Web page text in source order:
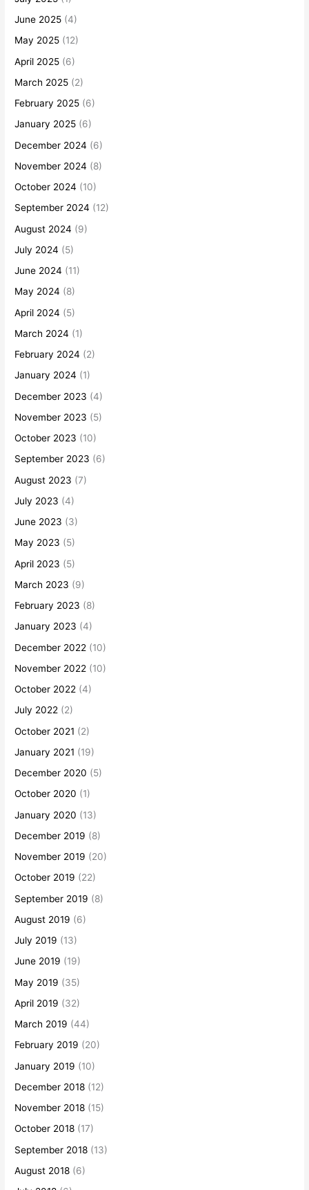
June 2025 (4)
May 2025 (12)
April 2025 (6)
March 2025 (2)
February 2025 (6)
January 2025 (6)
December 2024 (6)
November 2024 (8)
October 2024 (10)
September 2024 (12)
August 2024 (9)
July 2024 (5)
June 2024 (11)
May 2024 (8)
April 2024 (5)
March 2024 (1)
February 2024 (2)
January 2024 (1)
December 2023 (4)
November 2023 (5)
October 2023 (10)
September 2023 (6)
August 2023 (7)
July 2023 (4)
June 2023 (3)
May 2023 (5)
April 2023 (5)
March 2023 (9)
February 2023 (8)
January 2023 (4)
December 2022 (10)
November 2022 (10)
October 2022 (4)
July 2022 (2)
October 2021 (2)
January 2021 (19)
December 2020 (5)
October 2020 (1)
January 2020 (13)
December 2019 (8)
November 2019 (20)
October 2019 (22)
September 2019 (8)
August 2019 (6)
July 2019 (13)
June 2019 (19)
May 2019 (35)
April 2019 (32)
March 2019 (44)
February 2019 (20)
January 2019 (10)
December 2018 (12)
November 2018 (15)
October 2018 (17)
September 2018 (13)
August 2018 (6)